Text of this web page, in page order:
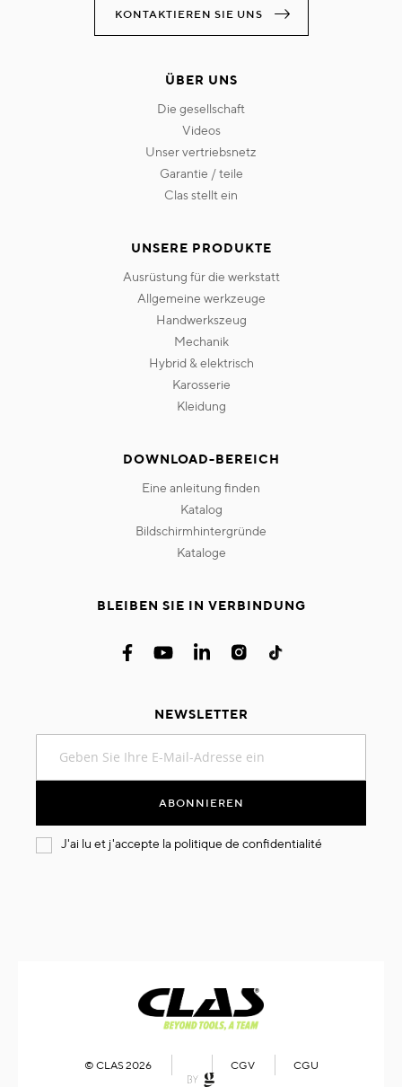
KONTAKTIEREN SIE UNS
ÜBER UNS
die gesellschaft
videos
unser vertriebsnetz
garantie / teile
clas stellt ein
UNSERE PRODUKTE
ausrüstung für die werkstatt
allgemeine werkzeuge
handwerkszeug
mechanik
hybrid & elektrisch
karosserie
kleidung
DOWNLOAD-BEREICH
eine anleitung finden
katalog
bildschirmhintergründe
kataloge
BLEIBEN SIE IN VERBINDUNG
NEWSLETTER
sich
an:
ABONNIEREN
J'ai lu et j'accepte la politique de confidentialité
© CLAS 2026 CGV CGU